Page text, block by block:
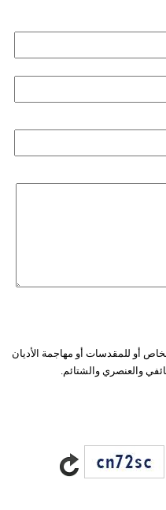
أو للمقدسات أو مهاجمة الأديان
والعنصري والشتائم.